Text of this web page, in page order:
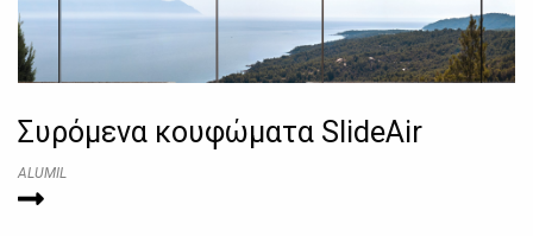
Συρόμενα κουφώματα SlideAir
ALUMIL